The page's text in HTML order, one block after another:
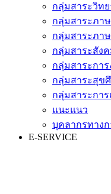
กลุ่มสาระวิท
กลุ่มสาระภา
กลุ่มสาระภา
กลุ่มสาระสัง
กลุ่มสาระกา
กลุ่มสาระสุข
กลุ่มสาระการ
แนะแนว
บุคลากรทาง
E-SERVICE